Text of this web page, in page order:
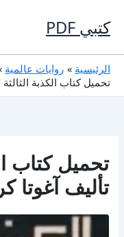
إلى
المحتوى
كتبي PDF
الرئيسية
روايات عالمية
تحميل كتاب الكذبة الثالثة PDF تأليف آغوتا كريستوف كامل مجانا
تأليف آغوتا